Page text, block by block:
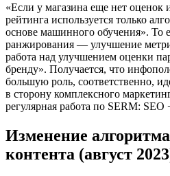
«Если у магазина еще нет оценок
рейтинга используется только
основе машинного обучения». То
ранжирования — улучшение
работа над улучшением оценки
бренду». Получается, что
большую роль, соответственно,
в сторону комплексного
регулярная работа по SERM: SEO
Изменение
контента (август